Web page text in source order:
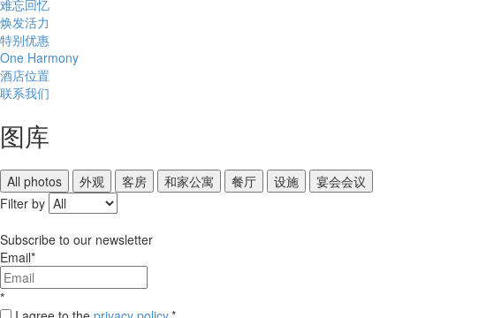
难忘回忆
焕发活力
特别优惠
One Harmony
酒店位置
联系我们
图库
All photos 外观 客房 和家公寓 餐厅 设施
宴会会议
Filter by
Subscribe to our newsletter
Email*
*